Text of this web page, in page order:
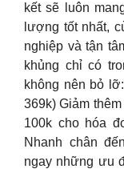
kết sẽ luôn
lượng tốt nhất,
nghiệp và tận
khủng chỉ có
không nên bỏ
369k) Giảm
100k cho hóa
Nhanh chân
ngay những ưu